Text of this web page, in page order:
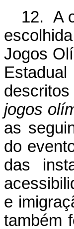
12. A
Jogos
descritos
jogos
as
do
das
e
também